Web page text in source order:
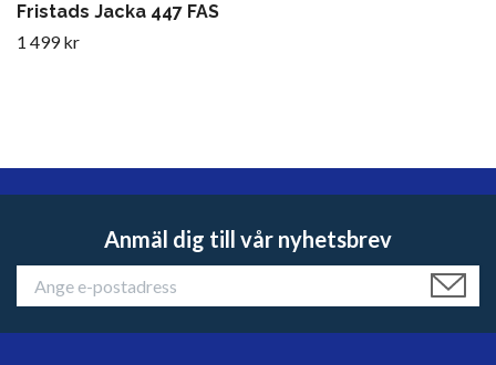
Fristads Jacka 447 FAS
1 499 kr
Anmäl dig till vår nyhetsbrev